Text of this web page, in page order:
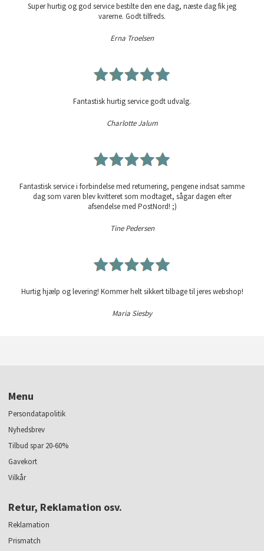
Super hurtig og god service bestilte den ene dag, næste dag fik jeg
varerne. Godt tilfreds.
Erna Troelsen
Fantastisk hurtig service godt udvalg.
Charlotte Jalum
Fantastisk service i forbindelse med returnering, pengene indsat samme
dag som varen blev kvitteret som modtaget, sågar dagen efter
afsendelse med PostNord! ;)
Tine Pedersen
Hurtig hjælp og levering! Kommer helt sikkert tilbage til jeres webshop!
Maria Siesby
Menu
Persondatapolitik
Nyhedsbrev
Tilbud spar 20-60%
Gavekort
Vilkår
Retur, Reklamation osv.
Reklamation
Prismatch